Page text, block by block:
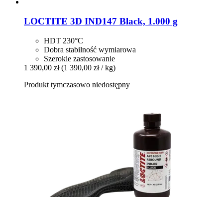
LOCTITE 3D IND147 Black, 1.000 g
HDT 230°C
Dobra stabilność wymiarowa
Szerokie zastosowanie
1 390,00 zł (1 390,00 zł / kg)
Produkt tymczasowo niedostępny